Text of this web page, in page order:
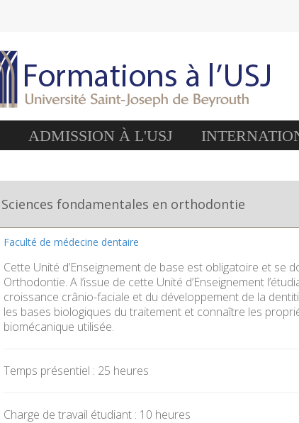
ADMISSION À L'USJ
Sciences fondamentales en orthodontie
Faculté de médecine dentaire
Cette Unité d’Enseignement de base est obligatoire et
Orthodontie. A l’issue de cette Unité d’Enseignement
croissance crânio-faciale et du développement de la
les bases biologiques du traitement et connaître les
biomécanique utilisée.
Temps présentiel : 25 heures
Charge de travail étudiant : 10 heures